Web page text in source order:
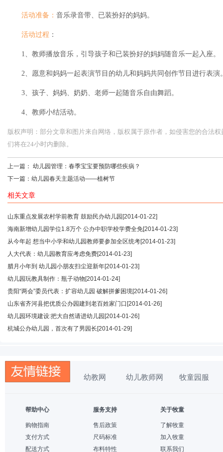
活动准备： 音乐录音带、已装扮好的妈妈。
活动过程 ：
1、教师播放音乐，引导孩子和已装扮好的妈妈随音乐一起入座。
2、愿意和妈妈一起表演节目的幼儿和妈妈共同创作节目进行表演
3、孩子、妈妈、奶奶、老师一起随音乐自由舞蹈。
4、教师小结活动。
版权声明：部分文章和图片来自网络，版权属于原作者，如侵害您的合法
们将在24小时内删除。
上一篇： 幼儿园管理：春季宝宝要预防哪些疾病？
下一篇： 幼儿园春天主题活动——植树节
相关文章
山东重点发展农村学前教育 鼓励民办幼儿园 [2014-01-22]
海南新增幼儿园学位1.8万个 公办中职学校学费全免[2014-01-23]
从今年起 想当中小学和幼儿园教师要参加全区统考[2014-01-23]
人大代表：幼儿园教育应考虑免费[2014-01-23]
腊月小年到 幼儿园小朋友扫尘迎新年[2014-01-23]
幼儿园玩教具制作：瓶子动物 [2014-01-24]
贵阳“两会”委员代表：扩容幼儿园 破解拼爹困境[2014-01-26]
山东省齐河县把优质公办园建到老百姓家门口 [2014-01-26]
幼儿园环境建设:把大自然请进幼儿园 [2014-01-26]
杭城公办幼儿园，首次有了男园长 [2014-01-29]
幼教网 幼儿教师网 牧童园服
帮助中心
购物指南
支付方式
配送方式
服务支持
售后政策
尺码标准
布料特性
关于牧童
了解牧童
加入牧童
联系我们